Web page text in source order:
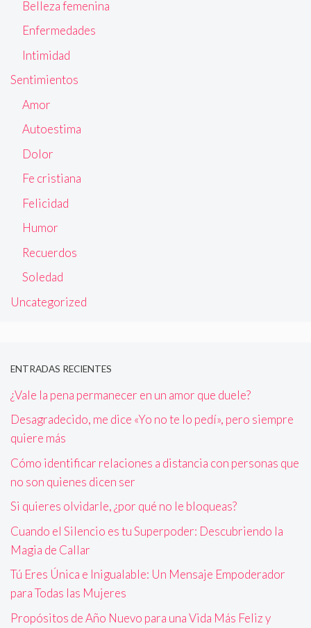
Belleza femenina
Enfermedades
Intimidad
Sentimientos
Amor
Autoestima
Dolor
Fe cristiana
Felicidad
Humor
Recuerdos
Soledad
Uncategorized
ENTRADAS RECIENTES
¿Vale la pena permanecer en un amor que duele?
Desagradecido, me dice «Yo no te lo pedí», pero siempre
quiere más
Cómo identificar relaciones a distancia con personas que
no son quienes dicen ser
Si quieres olvidarle, ¿por qué no le bloqueas?
Cuando el Silencio es tu Superpoder: Descubriendo la
Magia de Callar
Tú Eres Única e Inigualable: Un Mensaje Empoderador
para Todas las Mujeres
Propósitos de Año Nuevo para una Vida Más Feliz y